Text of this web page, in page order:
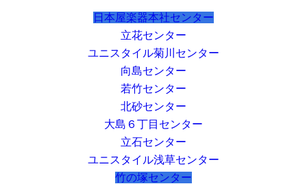
日本屋楽器本社センター
立花センター
ユニスタイル菊川センター
向島センター
若竹センター
北砂センター
大島６丁目センター
立石センター
ユニスタイル浅草センター
竹の塚センター